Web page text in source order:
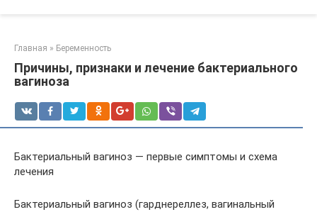
Главная » Беременность
Причины, признаки и лечение бактериального
вагиноза
Бактериальный вагиноз — первые симптомы и схема
лечения
Бактериальный вагиноз (гарднереллез, вагинальный